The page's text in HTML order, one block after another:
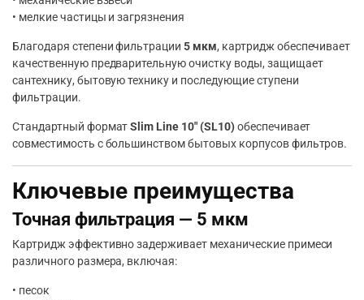
• мелкие частицы и загрязнения
Благодаря степени фильтрации5 мкм, картридж обеспечивает
качественную предварительную очистку воды, защищает
сантехнику, бытовую технику и последующие ступени
фильтрации.
Стандартный форматSlim Line 10″ (SL10)обеспечивает
совместимость с большинством бытовых корпусов фильтров.
Ключевые преимущества
Точная фильтрация — 5 мкм
Картридж эффективно задерживает механические примеси
различного размера, включая:
• песок